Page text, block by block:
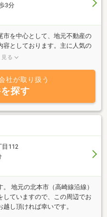
3分
市を中心として、地元不動産の
容としております。主に人気の
件には自信があります♪是非一
談下さい！豊富な情報力で、お
致します。人気のShaMaison
件一覧をご覧ください♪♪きっ
shop/area/11233/
のリンクに関しましては、自
す。売却の査定にも親切・丁
見る
社が取り扱う
探す
112
地元の北本市（高崎線沿線）
していますので、この周辺でお
し頂ければ幸いです。